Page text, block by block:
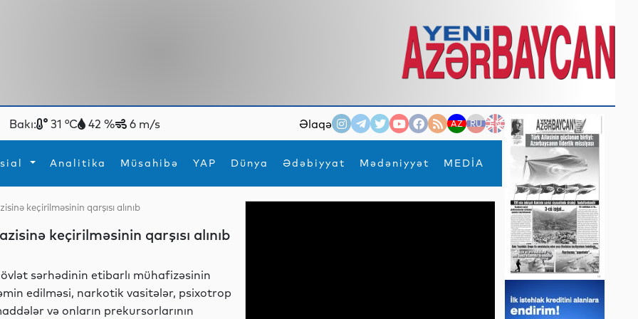
Bakı: 31 °C 42 % 6 m/s Əlaqə AZ RU EN
Analitika Müsahibə YAP Dünya Ədəbiyyat Mədəniyyət MEDİA
×
İdmanYeni texnologiyalar
keçirilməsinin qarşısı alınıb
keçirilməsinin qarşısı alınıb
sərhədinin etibarlı mühafizəsinin
edilməsi, narkotik vasitələr, psixotrop
və onların prekursorlarının